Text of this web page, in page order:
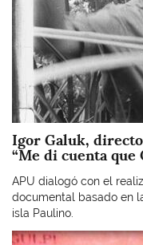
Igor Galuk,
“Me di cuenta que
APU dialogó con el
documental basado en
isla Paulino.
Imagen